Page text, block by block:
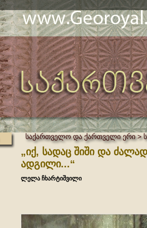
საქართველო და ქართველი ერი >
„იქ, სადაც შიში და
ადგილი...“
ლელა ჩხარტიშვილი